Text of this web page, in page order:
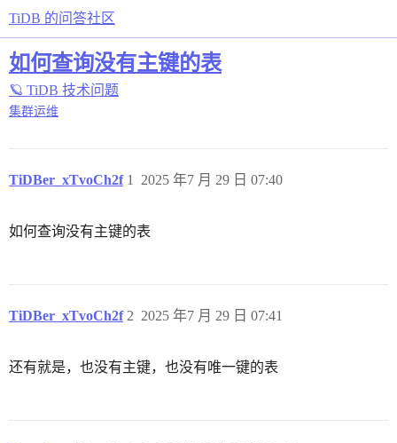
TiDB 的问答社区
如何查询没有主键的表
🪐 TiDB 技术问题
集群运维
TiDBer_xTvoCh2f 2025 年7 月 29 日 07:40
1
如何查询没有主键的表
TiDBer_xTvoCh2f 2025 年7 月 29 日 07:41
2
还有就是，也没有主键，也没有唯一键的表